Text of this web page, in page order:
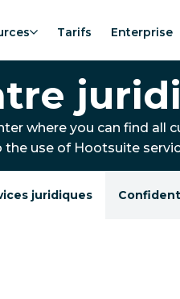
Tarifs Enterprise
where you can find all
the use of Hootsuite
juridiques